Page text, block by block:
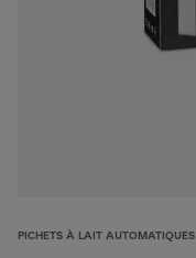
PICHETS À LAIT AUTOMATIQUES